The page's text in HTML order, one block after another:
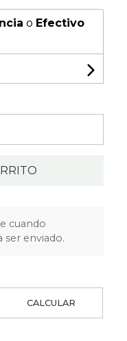
o Efectivo
cuando
enviado.
CALCULAR